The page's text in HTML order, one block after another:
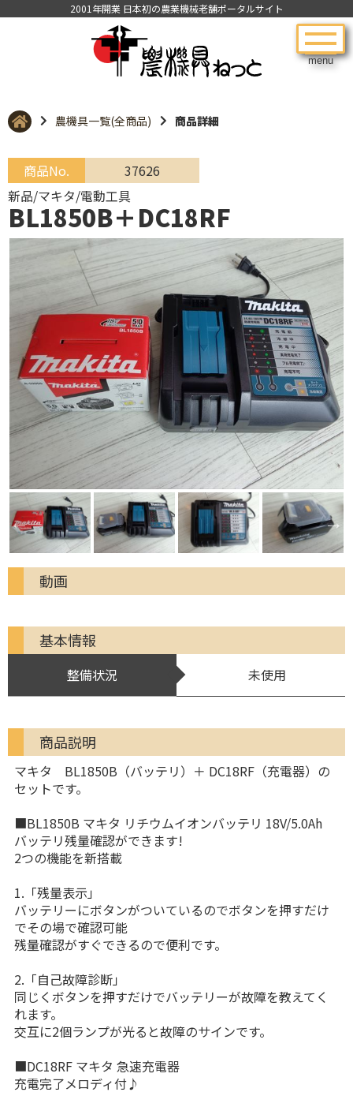
menu
2001年開業 日本初の農業機械老舗ポータルサイト
農機具一覧(全商品) 商品詳細
商品No.
37626
新品/マキタ/電動工具
BL1850B＋DC18RF
動画
基本情報
整備状況 未使用
商品説明
マキタ BL1850B（バッテリ）＋ DC18RF（充電器）の
セットです。
■BL1850B マキタ リチウムイオンバッテリ 18V/5.0Ah
バッテリ残量確認ができます!
2つの機能を新搭載
1.「残量表示」
バッテリーにボタンがついているのでボタンを押すだけ
でその場で確認可能
残量確認がすぐできるので便利です。
2.「自己故障診断」
同じくボタンを押すだけでバッテリーが故障を教えてく
れます。
交互に2個ランプが光ると故障のサインです。
■DC18RF マキタ 急速充電器
充電完了メロディ付♪